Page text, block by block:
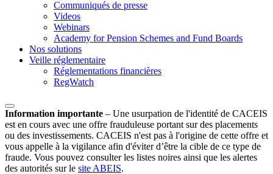
Communiqués de presse
Videos
Webinars
Academy for Pension Schemes and Fund Boards
Nos solutions
Veille réglementaire
Réglementations financières
RegWatch
Information importante – Une usurpation de l'identité de CACEIS
est en cours avec une offre frauduleuse portant sur des placements
ou des investissements. CACEIS n'est pas à l'origine de cette offre et
vous appelle à la vigilance afin d'éviter d’être la cible de ce type de
fraude. Vous pouvez consulter les listes noires ainsi que les alertes
des autorités sur le site ABEIS.